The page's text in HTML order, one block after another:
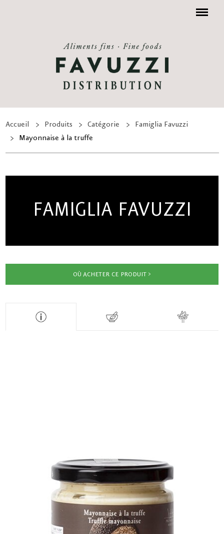
Menu
Accueil Produits Catégorie
Famiglia Favuzzi
Mayonnaise à la truffe
FAMIGLIA FAVUZZI
OÙ ACHETER CE PRODUIT